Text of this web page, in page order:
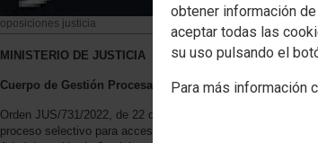
obtener información
aceptar todas las
su uso pulsando el
Para más información
oposiciones justicia
MINISTERIO DE JUSTICIA
Cuerpo de Gestión Procesal y Administrativa de la
Orden JUS/731/2022, de 22 de julio, por la que se aprueba
proceso selectivo para acceso, por promoción interna, en el